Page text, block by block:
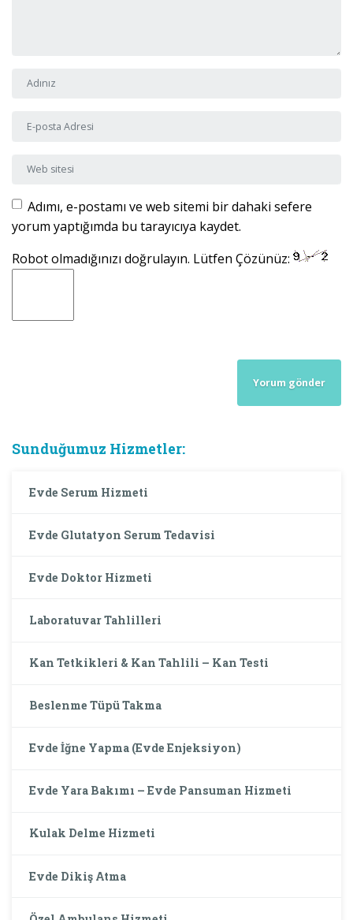
Adı ve Soyadı
E-posta Adresi
Web sitesi
Adımı, e-postamı ve web sitemi bir dahaki sefere
yorum yaptığımda bu tarayıcıya kaydet.
Robot olmadığınızı doğrulayın. Lütfen Çözünüz:
Sunduğumuz Hizmetler:
Evde Serum Hizmeti
Evde Glutatyon Serum Tedavisi
Evde Doktor Hizmeti
Laboratuvar Tahlilleri
Kan Tetkikleri & Kan Tahlili – Kan Testi
Beslenme Tüpü Takma
Evde İğne Yapma (Evde Enjeksiyon)
Evde Yara Bakımı – Evde Pansuman Hizmeti
Kulak Delme Hizmeti
Evde Dikiş Atma